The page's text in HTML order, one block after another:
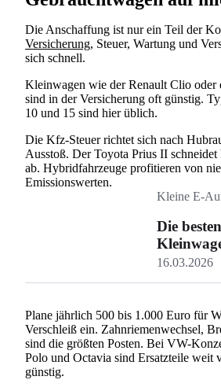
Die Anschaffung ist nur ein Teil der
Versicherung, Steuer, Wartung und
sich schnell.
Kleinwagen wie der Renault Clio oder
sind in der Versicherung oft günstig.
10 und 15 sind hier üblich.
Die Kfz-Steuer richtet sich nach
Ausstoß. Der Toyota Prius II schneidet
ab. Hybridfahrzeuge profitieren von
Emissionswerten.
Kleine E-
Die
16.03.2026
Plane jährlich 500 bis 1.000 Euro für
Verschleiß ein. Zahnriemenwechsel,
sind die größten Posten. Bei VW-
Polo und Octavia sind Ersatzteile weit
günstig.